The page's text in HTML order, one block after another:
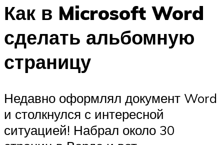
Как в Microsoft Word
сделать альбомную
страницу
Недавно оформлял документ Word
и столкнулся с интересной
ситуацией! Набрал около 30